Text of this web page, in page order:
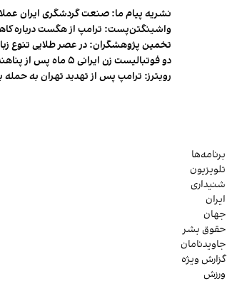
نشریه پیام ما: صنعت گردشگری ایران
واشینگتن‌پست: ترامپ از هگست درباره
تخمین پژوهشگران: در عصر طلایی تنوع زبانی، تا ۷۵ هزار زبان در جهان
دو فوتبالیست زن ایرانی ۵ ماه پس از پناهندگی، شهروند استرالیا شدند
رویترز: ترامپ پس از تهدید تهران به
برنامه‌ها
تلویزیون
شنیداری
ایران
جهان
حقوق بشر
جاویدنامان
گزارش ویژه
ورزش